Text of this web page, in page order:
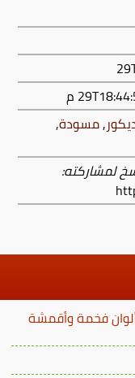
,مسودة,
لمشاركته:
مجالس عربيه يمنيه 2021 بألوان فخمة وأقمشة